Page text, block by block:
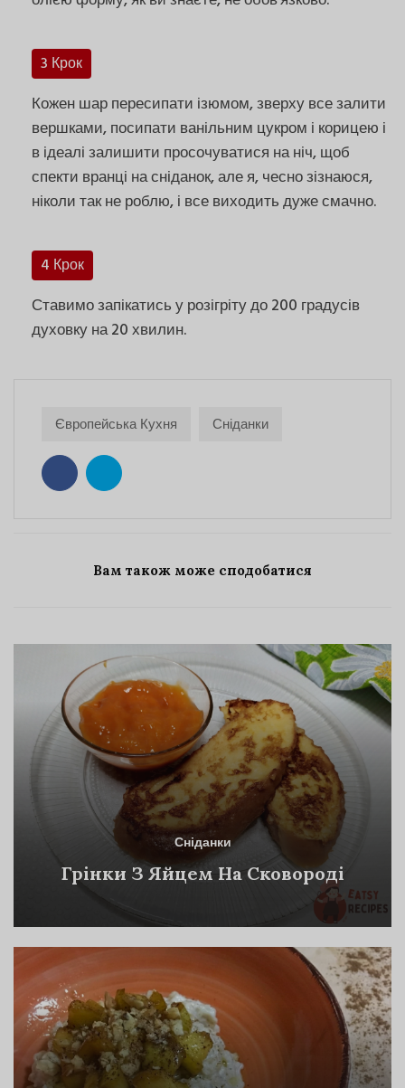
3 Крок
Кожен шар пересипати ізюмом, зверху все залити
вершками, посипати ванільним цукром і корицею і
в ідеалі залишити просочуватися на ніч, щоб
спекти вранці на сніданок, але я, чесно зізнаюся,
ніколи так не роблю, і все виходить дуже смачно.
4 Крок
Ставимо запікатись у розігріту до 200 градусів
духовку на 20 хвилин.
Європейська Кухня Сніданки
Вам також може сподобатися
Сніданки
Грінки З Яйцем На Сковороді